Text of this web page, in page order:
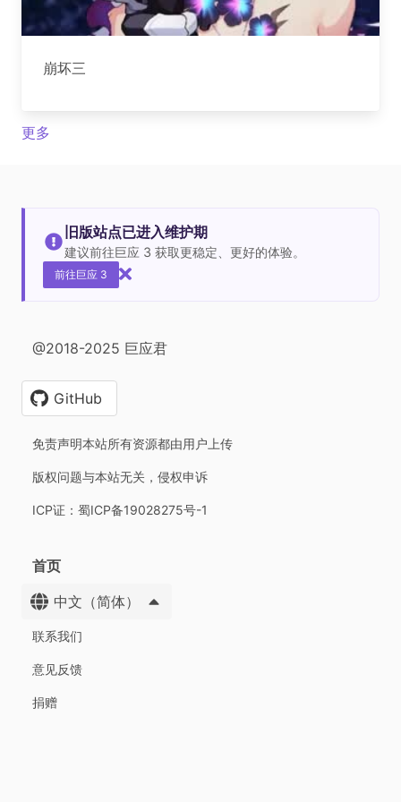
崩坏三
更多
旧版站点已进入维护期
建议前往巨应 3 获取更稳定、更好的体验。
前往巨应 3
@2018-2025 巨应君
GitHub
免责声明本站所有资源都由用户上传
版权问题与本站无关，侵权申诉
ICP证：蜀ICP备19028275号-1
首页
中文（简体）
联系我们
意见反馈
捐赠